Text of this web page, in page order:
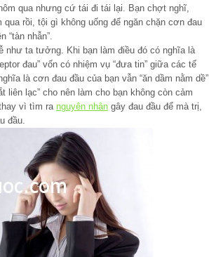
qua nhưng cứ tái đi tái lại. Bạn chợt nghĩ,
qua rồi, tội gì không uống để ngăn chặn cơn đau
nhẫn”.
như ta tưởng. Khi bạn làm điều đó có nghĩa là
đau” vốn có nhiệm vụ “đưa tin” giữa các tế
là cơn đau đầu của bạn vẫn “ăn dầm nằm dề”
liên lạc” cho nên làm cho bạn không còn cảm
vì tìm ra nguyên nhân gây đau đầu để mà trị,
đầu.